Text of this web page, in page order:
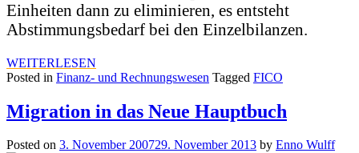
Einheiten dann zu eliminieren, es entsteht
Abstimmungsbedarf bei den Einzelbilanzen.
WEITERLESEN
Posted in Finanz- und Rechnungswesen Tagged FICO
Migration in das Neue Hauptbuch
Posted on 3. November 200729. November 2013 by Enno Wulff